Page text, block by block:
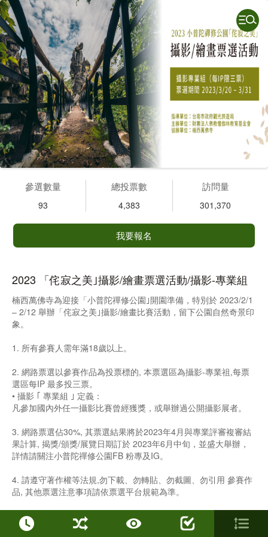
參選數量
93
總投票數
4,383
訪問量
301,370
我要報名
2023 「侘寂之美｣攝影/繪畫票選活動/攝影-專業組
楠西萬佛寺為迎接「小普陀禪修公園｣開園準備，特別於 2023/2/1
– 2/12 舉辦「侘寂之美｣攝影/繪畫比賽活動，留下公園自然奇景印
象。
1. 所有參賽人需年滿18歲以上。
2. 網路票選以參賽作品為投票標的, 本票選區為攝影-專業祖,每票
選區每IP 最多投三票。
• 攝影 ｢ 專業組 ｣ 定義：
凡參加國內外任一攝影比賽曾經獲獎，或舉辦過公開攝影展者。
3. 網路票選佔30%, 其票選結果將於2023年4月與專業評審複審結
果計算, 揭獎/頒獎/展覽日期訂於 2023年6月中旬，並盛大舉辦，
詳情請關注小普陀禪修公園FB 粉專及IG。
4. 請遵守著作權等法規,勿下載、勿轉貼、勿截圖、勿引用 參賽作
品, 其他票選注意事項請依票選平台規範為準。
5. 主辦單位保有活動隨時修改及終止權利，如有任何異動將公告
於「小普陀禪修公園｣ FB 粉絲專頁。